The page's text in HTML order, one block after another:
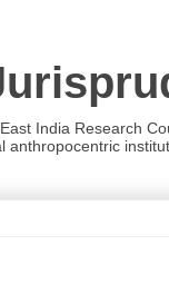
India Research